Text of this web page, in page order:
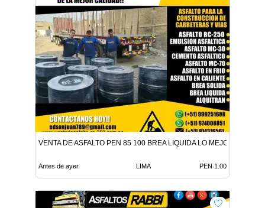
VENTA DE ASFALTO PEN 85 100 BREA LIQUIDA LO MEJOR EN ADITI
Antes de ayer LIMA PEN 1.00